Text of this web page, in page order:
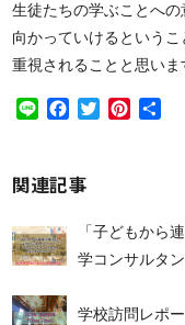
生徒たちの学ぶことへ
向かっていけるという
重視されることと思いま
Line Facebook
Twitter
関連記事
「子どもから
学コンサルタ
学校訪問レポ